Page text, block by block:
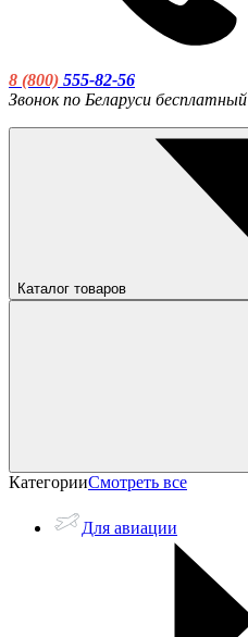
8 (800) 555-82-56
Звонок по Беларуси бесплатный
Каталог товаров
КатегорииСмотреть все
Для авиации